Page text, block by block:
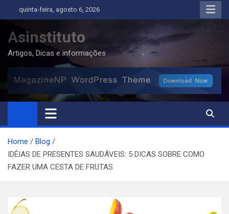
to
content
quinta-feira, agosto 6, 2026
Asinstituto
Artigos, Dicas e informações
Home
Blog
IDÉIAS DE PRESENTES SAUDÁVEIS: 5 DICAS SOBRE COMO
FAZER UMA CESTA DE FRUTAS